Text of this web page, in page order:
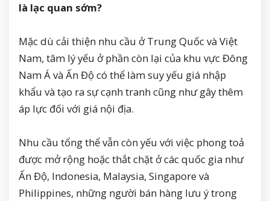
là lạc quan sớm?
Mặc dù cải thiện nhu cầu ở Trung Quốc và Việt
Nam, tâm lý yếu ở phần còn lại của khu vực Đông
Nam Á và Ấn Độ có thể làm suy yếu giá nhập
khẩu và tạo ra sự cạnh tranh cũng như gây thêm
áp lực đối với giá nội địa.
Nhu cầu tổng thể vẫn còn yếu với việc phong toả
được mở rộng hoặc thắt chặt ở các quốc gia như
Ấn Độ, Indonesia, Malaysia, Singapore và
Philippines, những người bán hàng lưu ý trong